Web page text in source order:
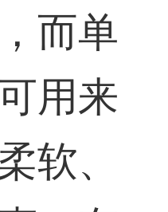
而单
用来
软、